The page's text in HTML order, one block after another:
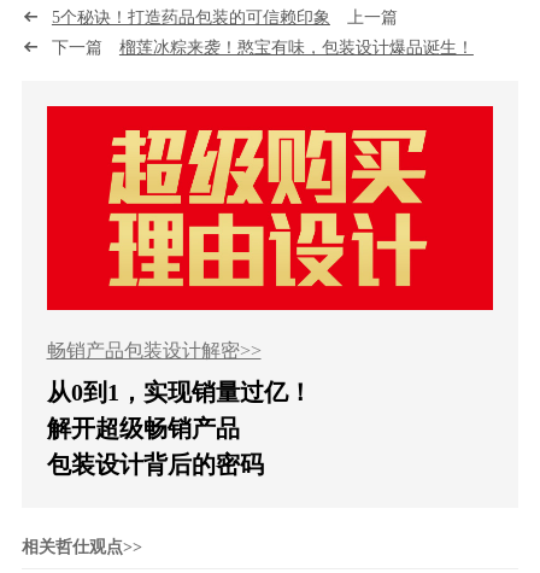
5个秘诀！打造药品包装的可信赖印象 上一篇
下一篇 榴莲冰粽来袭！憨宝有味，包装设计爆品诞生！
畅销产品包装设计解密>>
从0到1，实现销量过亿！
解开超级畅销产品
包装设计背后的密码
相关哲仕观点>>